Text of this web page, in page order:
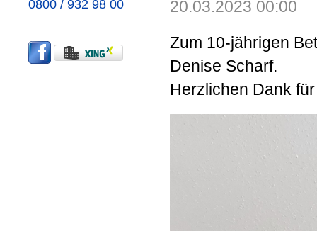
0800 / 932 98 00 20.03.2023 00:00
Zum 10-jährigen
Denise Scharf.
Herzlichen Dank